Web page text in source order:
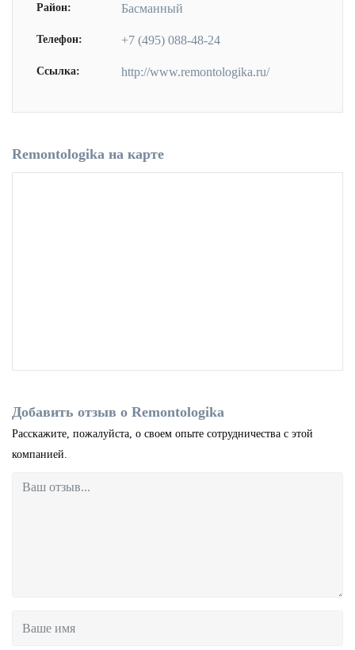
Район: Басманный
Телефон: +7 (495) 088-48-24
Ссылка: http://www.remontologika.ru/
Remontologika на карте
Добавить отзыв о Remontologika
Расскажите, пожалуйста, о своем опыте сотрудничества с этой
компанией.